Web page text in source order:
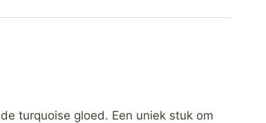
turquoise gloed. Een uniek stuk om